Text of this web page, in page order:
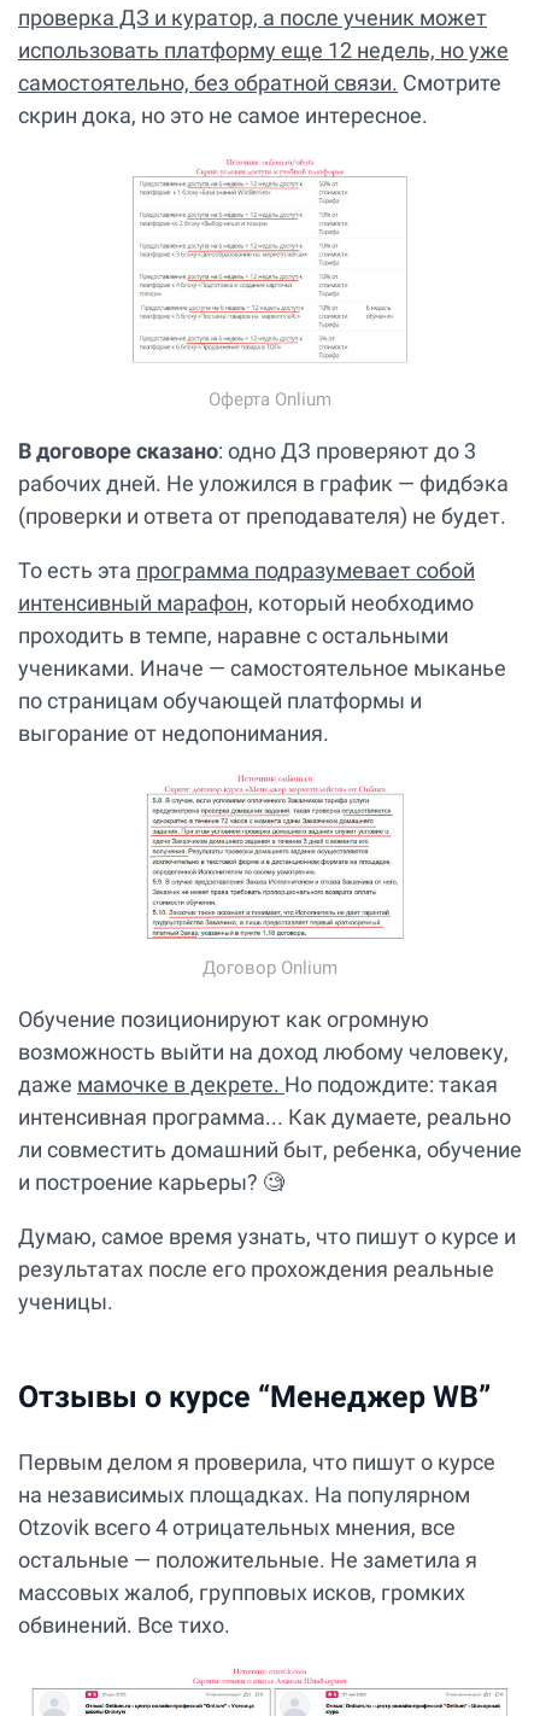
проверка ДЗ и куратор, а после ученик может
использовать платформу еще 12 недель, но уже
самостоятельно, без обратной связи. Смотрите
скрин дока, но это не самое интересное.
Оферта Onlium
В договоре сказано: одно ДЗ проверяют до 3
рабочих дней. Не уложился в график — фидбэка
(проверки и ответа от преподавателя) не будет.
То есть эта программа подразумевает собой
интенсивный марафон, который необходимо
проходить в темпе, наравне с остальными
учениками. Иначе — самостоятельное мыканье
по страницам обучающей платформы и
выгорание от недопонимания.
Договор Onlium
Обучение позиционируют как огромную
возможность выйти на доход любому человеку,
даже мамочке в декрете. Но подождите: такая
интенсивная программа... Как думаете, реально
ли совместить домашний быт, ребенка, обучение
и построение карьеры? 🧐
Думаю, самое время узнать, что пишут о курсе и
результатах после его прохождения реальные
ученицы.
Отзывы о курсе “Менеджер WB”
Первым делом я проверила, что пишут о курсе
на независимых площадках. На популярном
Otzovik всего 4 отрицательных мнения, все
остальные — положительные. Не заметила я
массовых жалоб, групповых исков, громких
обвинений. Все тихо.